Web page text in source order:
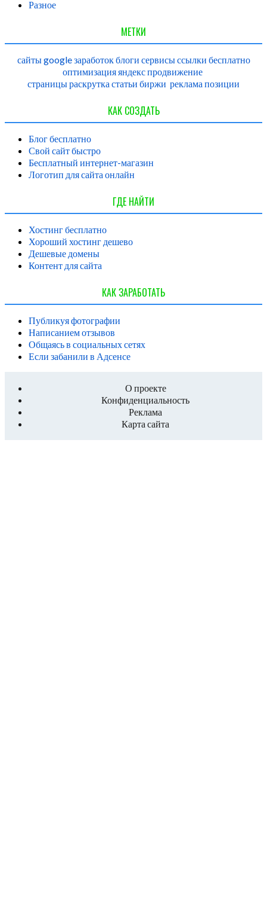
Разное
МЕТКИ
сайтыgoogleзаработокблоги сервисыссылки бесплатно
оптимизацияяндекспродвижение
страницыраскрутка статьи биржи реклама позиции
КАК СОЗДАТЬ
Блог бесплатно
Свой сайт быстро
Бесплатный интернет-магазин
Логотип для сайта онлайн
ГДЕ НАЙТИ
Хостинг бесплатно
Хороший хостинг дешево
Дешевые домены
Контент для сайта
КАК ЗАРАБОТАТЬ
Публикуя фотографии
Написанием отзывов
Общаясь в социальных сетях
Если забанили в Адсенсе
О проекте
Конфиденциальность
Реклама
Карта сайта